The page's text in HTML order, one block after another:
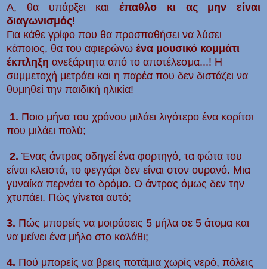
Α, θα υπάρξει και έπαθλο κι ας μην είναι
διαγωνισμός!
Για κάθε γρίφο που θα προσπαθήσει να λύσει
κάποιος, θα του αφιερώνω ένα μουσικό κομμάτι
έκπληξη ανεξάρτητα από το αποτέλεσμα...! Η
συμμετοχή μετράει και η παρέα που δεν διστάζει να
θυμηθεί την παιδική ηλικία!
1. Ποιο μήνα του χρόνου μιλάει λιγότερο ένα κορίτσι
που μιλάει πολύ;
2. Ένας άντρας οδηγεί ένα φορτηγό, τα φώτα του
είναι κλειστά, το φεγγάρι δεν είναι στον ουρανό. Μια
γυναίκα περνάει το δρόμο. Ο άντρας όμως δεν την
χτυπάει. Πώς γίνεται αυτό;
3. Πώς μπορείς να μοιράσεις 5 μήλα σε 5 άτομα και
να μείνει ένα μήλο στο καλάθι;
4. Πού μπορείς να βρεις ποτάμια χωρίς νερό, πόλεις